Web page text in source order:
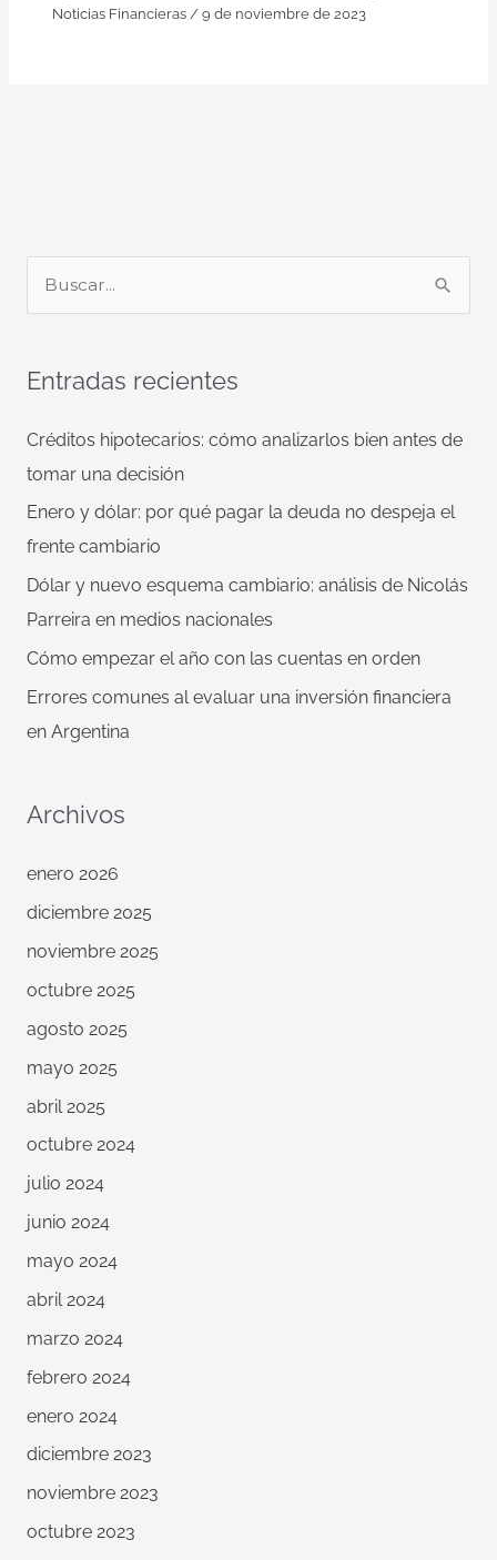
Noticias Financieras /9 de noviembre de 2023
c
a
r
Entradas recientes
Créditos hipotecarios: cómo analizarlos bien antes de
tomar una decisión
Enero y dólar: por qué pagar la deuda no despeja el
frente cambiario
Dólar y nuevo esquema cambiario: análisis de Nicolás
Parreira en medios nacionales
Cómo empezar el año con las cuentas en orden
Errores comunes al evaluar una inversión financiera
en Argentina
Archivos
enero 2026
diciembre 2025
noviembre 2025
octubre 2025
agosto 2025
mayo 2025
abril 2025
octubre 2024
julio 2024
junio 2024
mayo 2024
abril 2024
marzo 2024
febrero 2024
enero 2024
diciembre 2023
noviembre 2023
octubre 2023